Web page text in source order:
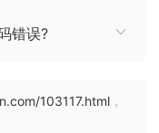
错误?
103117.html ，